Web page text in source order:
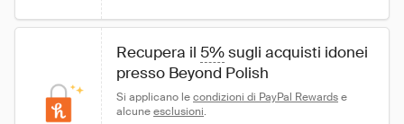
Recupera il 5% sugli acquisti idonei
presso Beyond Polish
Si applicano le condizioni di PayPal Rewards e
alcune esclusioni.